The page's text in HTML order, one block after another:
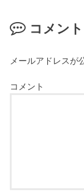
コメン
メールアドレスが
コメント